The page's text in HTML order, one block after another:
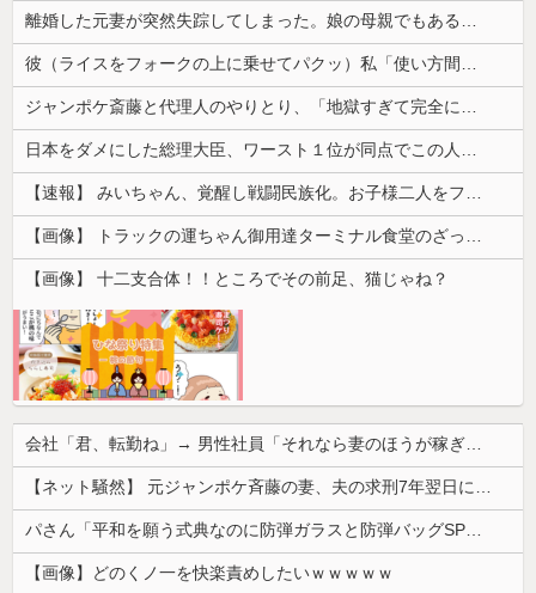
【画像】 十二支合体！！ところでその前足、猫じゃね？
【画像】どのくノ一を快楽責めしたいｗｗｗｗｗ